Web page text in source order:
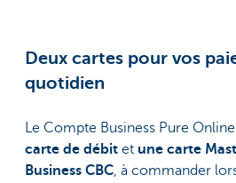
Deux cartes pour vos
quotidien
Le Compte Business Pure
carte de débit et une carte
Business CBC, à commander